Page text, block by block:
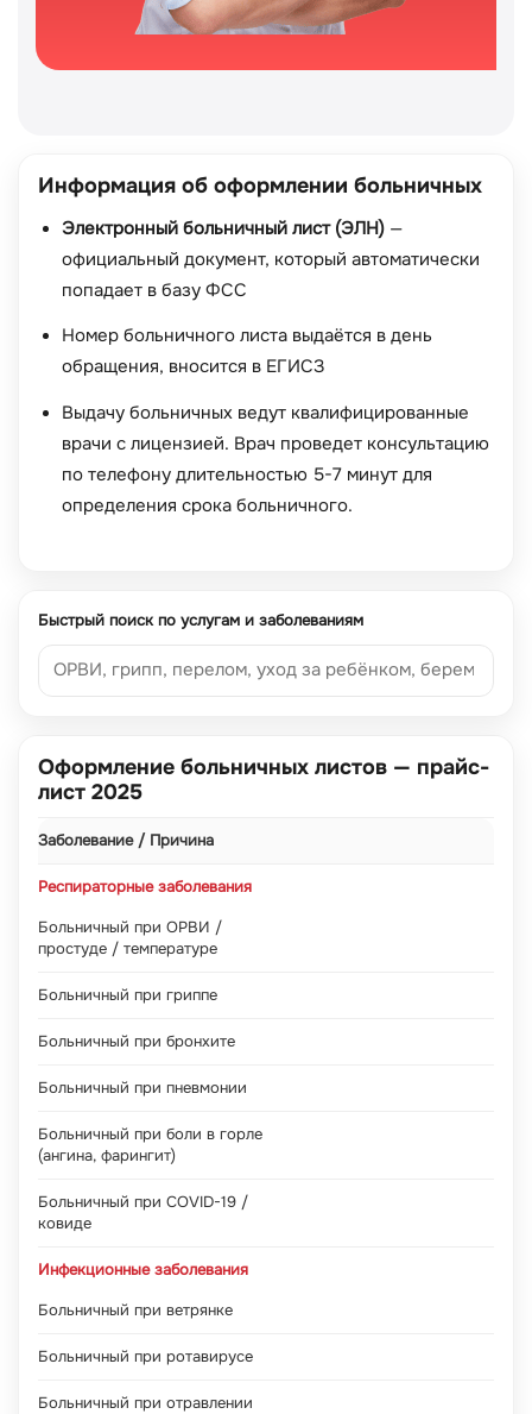
Информация об оформлении больничных
Электронный больничный лист (ЭЛН) —
официальный документ, который автоматически
попадает в базу ФСС
Номер больничного листа выдаётся в день
обращения, вносится в ЕГИСЗ
Выдачу больничных ведут квалифицированные
врачи с лицензией. Врач проведет консультацию
по телефону длительностью 5-7 минут для
определения срока больничного.
Быстрый поиск по услугам и заболеваниям
Оформление больничных листов — прайс-
лист 2025
Заболевание / Причина
Респираторные заболевания
Больничный при ОРВИ /
простуде / температуре
Больничный при гриппе
Больничный при бронхите
Больничный при пневмонии
Больничный при боли в горле
(ангина, фарингит)
Больничный при COVID-19 /
ковиде
Инфекционные заболевания
Больничный при ветрянке
Больничный при ротавирусе
Больничный при отравлении